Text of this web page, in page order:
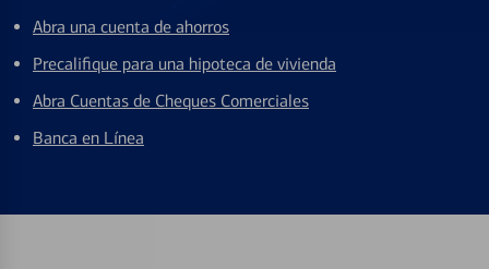
Abra una cuenta de ahorros
Precalifique para una hipoteca de vivienda
Abra Cuentas de Cheques Comerciales
Banca en Línea